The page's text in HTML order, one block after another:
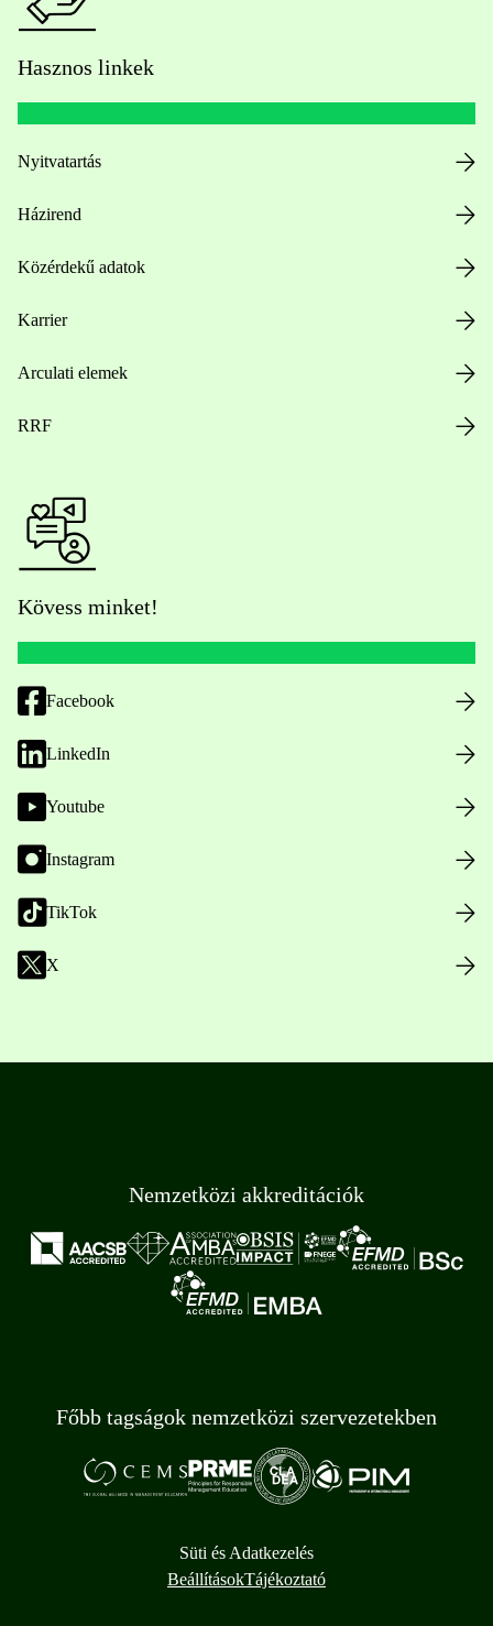
Hasznos linkek
Nyitvatartás
Házirend
Közérdekű adatok
Karrier
Arculati elemek
RRF
Kövess minket!
Facebook
LinkedIn
Youtube
Instagram
TikTok
X
Nemzetközi akkreditációk
Főbb tagságok nemzetközi szervezetekben
Süti és Adatkezelés
BeállításokTájékoztató